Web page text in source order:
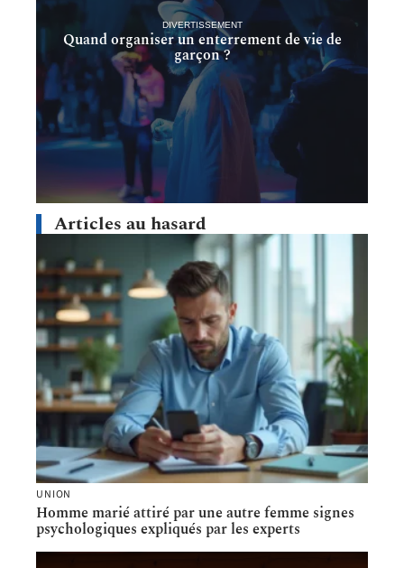
DIVERTISSEMENT
Quand organiser un enterrement de vie de
garçon ?
Articles au hasard
UNION
Homme marié attiré par une autre femme signes
psychologiques expliqués par les experts